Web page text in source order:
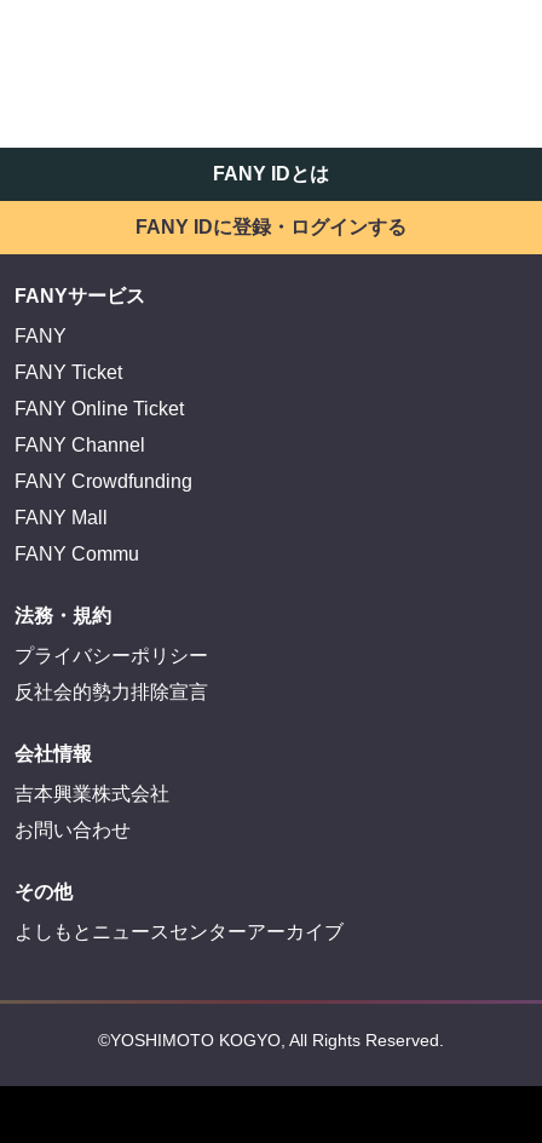
FANY IDとは
FANY IDに登録・ログインする
FANYサービス
FANY
FANY Ticket
FANY Online Ticket
FANY Channel
FANY Crowdfunding
FANY Mall
FANY Commu
法務・規約
プライバシーポリシー
反社会的勢力排除宣言
会社情報
吉本興業株式会社
お問い合わせ
その他
よしもとニュースセンターアーカイブ
©YOSHIMOTO KOGYO, All Rights Reserved.